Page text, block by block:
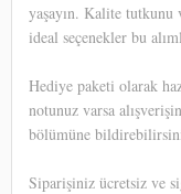
yaşayın. Kalite tutkunu
ideal seçenekler bu
Hediye paketi olarak
notunuz varsa
bölümüne
Siparişiniz ücretsiz ve